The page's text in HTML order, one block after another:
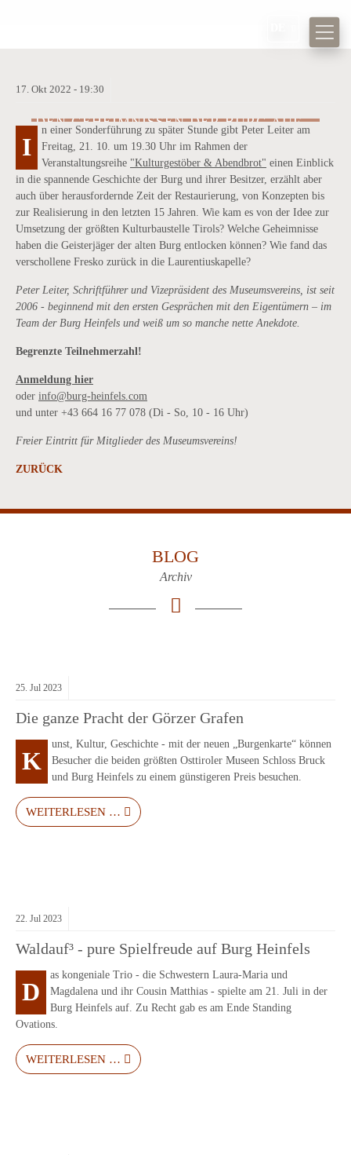
17. Okt 2022 - 19:30
DEN GEHEIMNISSEN DER BURG AUF
DER SPUR
I
n einer Sonderführung zu später Stunde gibt Peter Leiter am
Freitag, 21. 10. um 19.30 Uhr im Rahmen der
Veranstaltungsreihe "Kulturgestöber & Abendbrot" einen Einblick
in die spannende Geschichte der Burg und ihrer Besitzer, erzählt aber
auch über herausfordernde Zeit der Restaurierung, von Konzepten bis
zur Realisierung in den letzten 15 Jahren. Wie kam es von der Idee zur
Umsetzung der größten Kulturbaustelle Tirols? Welche Geheimnisse
haben die Geisterjäger der alten Burg entlocken können? Wie fand das
verschollene Fresko zurück in die Laurentiuskapelle?
Peter Leiter, Schriftführer und Vizepräsident des Museumsvereins, ist seit
2006 - beginnend mit den ersten Gesprächen mit den Eigentümern – im
Team der Burg Heinfels und weiß um so manche nette Anekdote.
Begrenzte Teilnehmerzahl!
Anmeldung hier
oder info@burg-heinfels.com
und unter +43 664 16 77 078 (Di - So, 10 - 16 Uhr)
Freier Eintritt für Mitglieder des Museumsvereins!
ZURÜCK
BLOG
Archiv
25. Jul 2023
Die ganze Pracht der Görzer Grafen
K
unst, Kultur, Geschichte - mit der neuen „Burgenkarte“ können
Besucher die beiden größten Osttiroler Museen Schloss Bruck
und Burg Heinfels zu einem günstigeren Preis besuchen.
WEITERLESEN …
22. Jul 2023
Waldauf³ - pure Spielfreude auf Burg Heinfels
D
as kongeniale Trio - die Schwestern Laura-Maria und
Magdalena und ihr Cousin Matthias - spielte am 21. Juli in der
Burg Heinfels auf. Zu Recht gab es am Ende Standing
Ovations.
WEITERLESEN …